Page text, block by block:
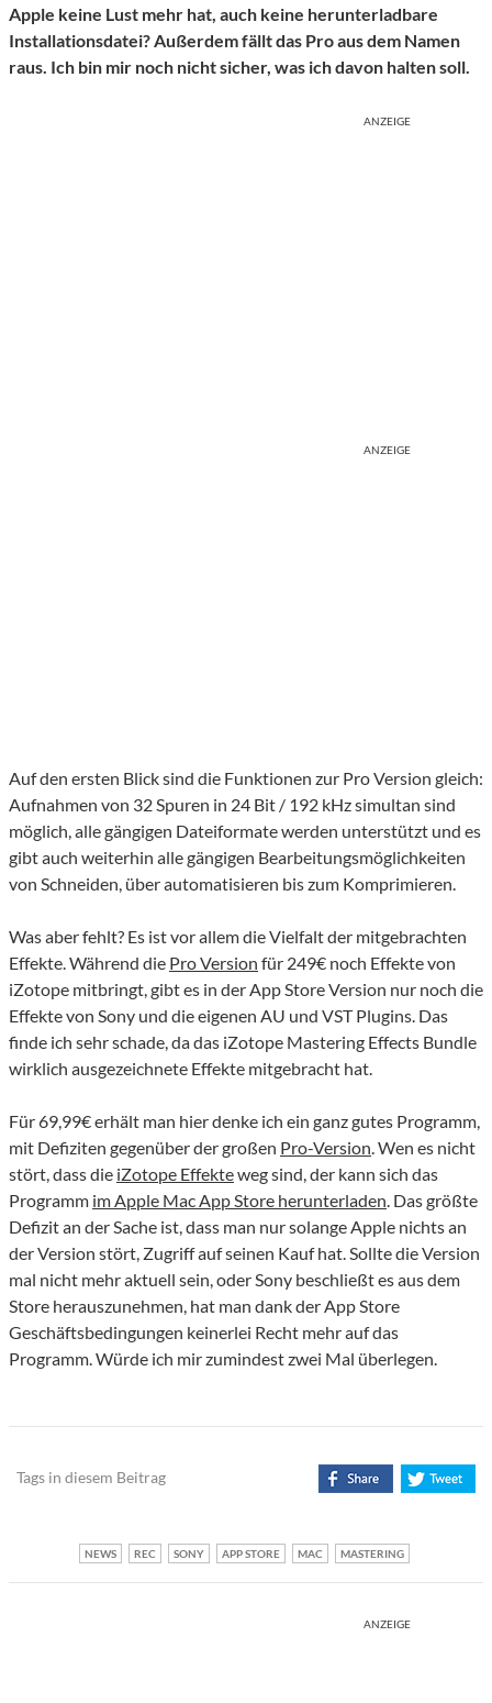
Apple keine Lust mehr hat, auch keine herunterladbare
Installationsdatei? Außerdem fällt das Pro aus dem Namen
raus. Ich bin mir noch nicht sicher, was ich davon halten soll.
ANZEIGE
ANZEIGE
Auf den ersten Blick sind die Funktionen zur Pro Version gleich:
Aufnahmen von 32 Spuren in 24 Bit / 192 kHz simultan sind
möglich, alle gängigen Dateiformate werden unterstützt und es
gibt auch weiterhin alle gängigen Bearbeitungsmöglichkeiten
von Schneiden, über automatisieren bis zum Komprimieren.
Was aber fehlt? Es ist vor allem die Vielfalt der mitgebrachten
Effekte. Während die Pro Version für 249€ noch Effekte von
iZotope mitbringt, gibt es in der App Store Version nur noch die
Effekte von Sony und die eigenen AU und VST Plugins. Das
finde ich sehr schade, da das iZotope Mastering Effects Bundle
wirklich ausgezeichnete Effekte mitgebracht hat.
Für 69,99€ erhält man hier denke ich ein ganz gutes Programm,
mit Defiziten gegenüber der großen Pro-Version. Wen es nicht
stört, dass die iZotope Effekteweg sind, der kann sich das
Programm im Apple Mac App Store herunterladen. Das größte
Defizit an der Sache ist, dass man nur solange Apple nichts an
der Version stört, Zugriff auf seinen Kauf hat. Sollte die Version
mal nicht mehr aktuell sein, oder Sony beschließt es aus dem
Store herauszunehmen, hat man dank der App Store
Geschäftsbedingungen keinerlei Recht mehr auf das
Programm. Würde ich mir zumindest zwei Mal überlegen.
Tags in diesem Beitrag
NEWS REC SONY APP STORE MAC MASTERING
ANZEIGE